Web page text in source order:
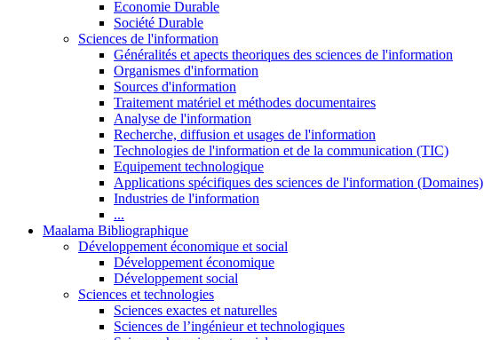
Economie Durable
Société Durable
Sciences de l'information
Généralités et apects theoriques des sciences de l'information
Organismes d'information
Sources d'information
Traitement matériel et méthodes documentaires
Analyse de l'information
Recherche, diffusion et usages de l'information
Technologies de l'information et de la communication (TIC)
Equipement technologique
Applications spécifiques des sciences de l'information (Domaines)
Industries de l'information
...
Maalama Bibliographique
Développement économique et social
Développement économique
Développement social
Sciences et technologies
Sciences exactes et naturelles
Sciences de l’ingénieur et technologiques